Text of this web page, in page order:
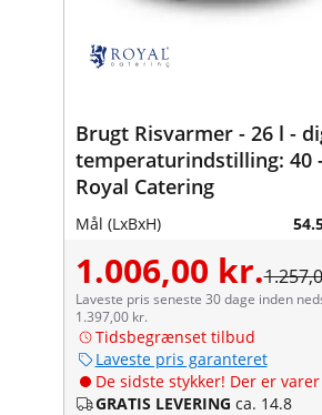
Brugt Risvarmer - 26 l -
temperaturindstilling: 40 -
Royal Catering
Mål (LxBxH)
1.006,00 kr.
Laveste pris seneste 30 dage inden
1.397,00 kr.
Tidsbegrænset tilbud
Laveste pris garanteret
De sidste stykker! Der er
GRATIS LEVERING ca. 14.8